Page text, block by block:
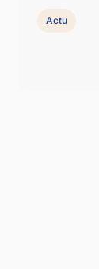
Actu